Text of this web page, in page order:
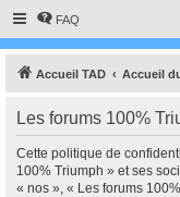
FAQ
Accueil TAD Accueil
Les forums 100%
Cette politique de
100% Triumph » et ses
« nos », « Les forums